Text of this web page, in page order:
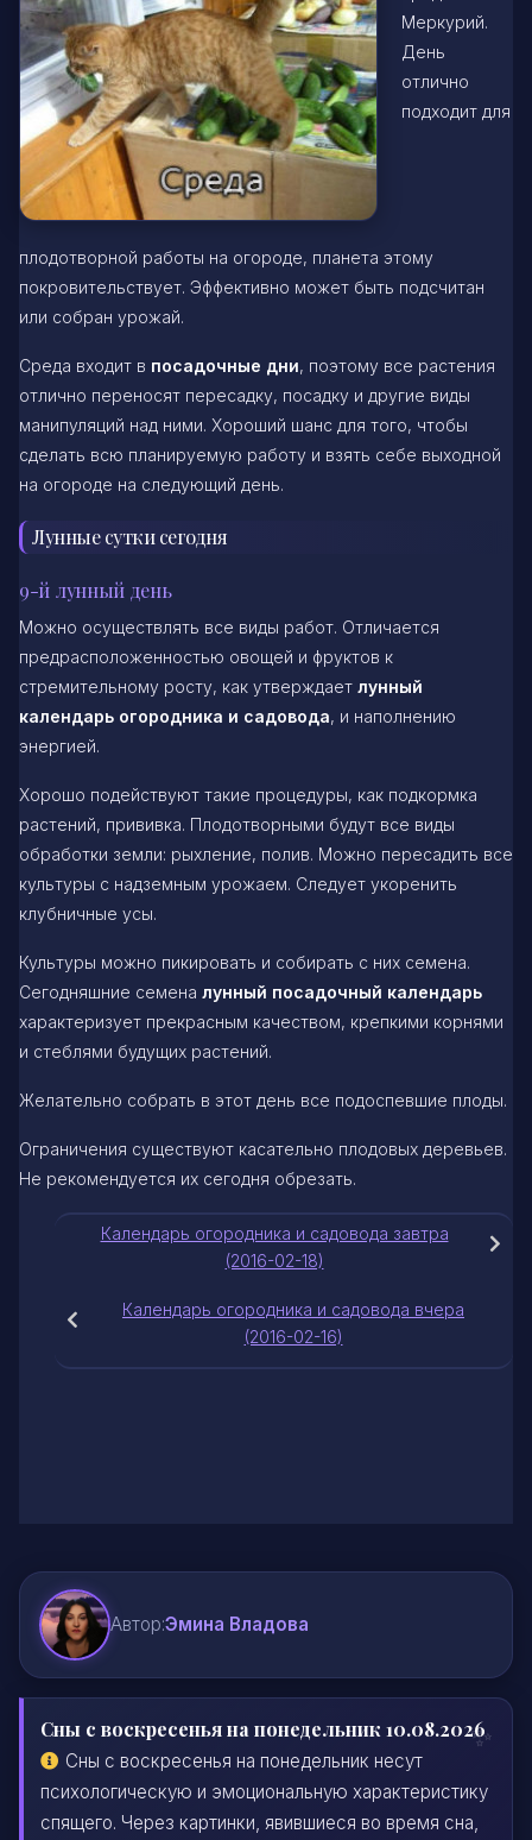
Меркурий.
День
отлично
подходит для
плодотворной работы на огороде, планета этому
покровительствует. Эффективно может быть подсчитан
или собран урожай.
Среда входит в посадочные дни, поэтому все растения
отлично переносят пересадку, посадку и другие виды
манипуляций над ними. Хороший шанс для того, чтобы
сделать всю планируемую работу и взять себе выходной
на огороде на следующий день.
Лунные сутки сегодня
9-й лунный день
Можно осуществлять все виды работ. Отличается
предрасположенностью овощей и фруктов к
стремительному росту, как утверждает лунный
календарь огородника и садовода, и наполнению
энергией.
Хорошо подействуют такие процедуры, как подкормка
растений, прививка. Плодотворными будут все виды
обработки земли: рыхление, полив. Можно пересадить все
культуры с надземным урожаем. Следует укоренить
клубничные усы.
Культуры можно пикировать и собирать с них семена.
Сегодняшние семена лунный посадочный календарь
характеризует прекрасным качеством, крепкими корнями
и стеблями будущих растений.
Желательно собрать в этот день все подоспевшие плоды.
Ограничения существуют касательно плодовых деревьев.
Не рекомендуется их сегодня обрезать.
Календарь огородника и садовода завтра
(2016-02-18)
Календарь огородника и садовода вчера
(2016-02-16)
Автор:Эмина Владова
Сны с воскресенья на понедельник 10.08.2026
Сны с воскресенья на понедельник несут
психологическую и эмоциональную характеристику
спящего. Через картинки, явившиеся во время сна,